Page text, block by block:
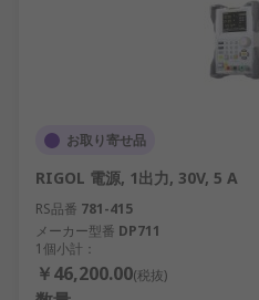
お取り寄せ品
RIGOL 電源, 1出力, 30V, 5 A
RS品番 781-415
メーカー型番 DP711
1個小計：
￥46,200.00(税抜)